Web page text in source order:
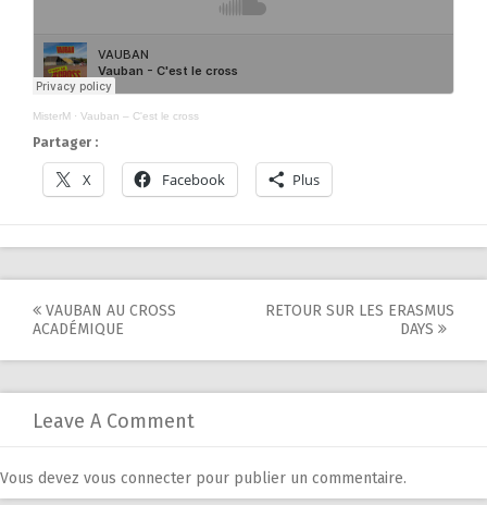
MisterM · Vauban – C'est le cross
Partager :
X Facebook Plus
Post
VAUBAN AU CROSS
ACADÉMIQUE
RETOUR SUR LES ERASMUS
DAYS
Leave A Comment
Vous devez vous connecter pour publier un commentaire.